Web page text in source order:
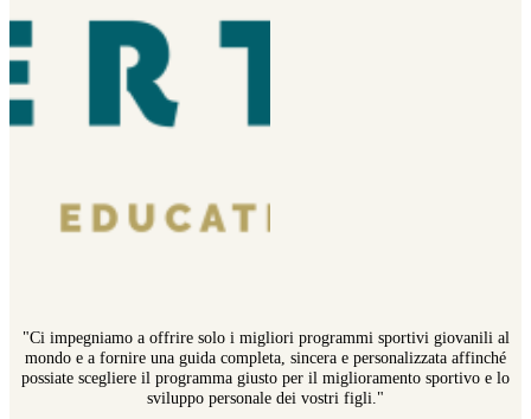
"Ci impegniamo a offrire solo i migliori programmi sportivi giovanili al
mondo e a fornire una guida completa, sincera e personalizzata affinché
possiate scegliere il programma giusto per il miglioramento sportivo e lo
sviluppo personale dei vostri figli."